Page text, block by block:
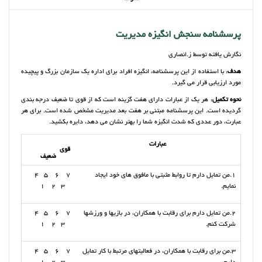
پرسشنامه سنجش انگیزه مدیریت
نگارش یافته توسط ز.انصاری
هدف: با استفاده از این پرسشنامه، انگیزه افراد برای اداره یک سازمان بزرگ و پیچیده
مورد ارزیابی قرار می گیرد.
نحوه تکمیل: هر یک از عبارات دارای هفت گزینه است که از قوی تا ضعیف درجه بندی
گردیده است. این پرسشنامه مبتنی بر هفت بعد مدیریت مشخص شده است. برای هر
عبارت، دور عددی که شدت انگیزه شما را بهتر نشان می دهد، دایره بکشید.
عبارات
قوی
ضعیف
1.من تمایل دارم تا روابط مثبتی با مافوق های خود ایجاد
نمایم.
7 6 5 4
2.من تمایل دارم برای رقابت با همکاران، در بازیها و ورزشها
شرکت کنم.
7 6 5 4
3.من برای رقابت با همکاران، در فعالیتهای مرتبط با کار تمایل
7 6 5 4